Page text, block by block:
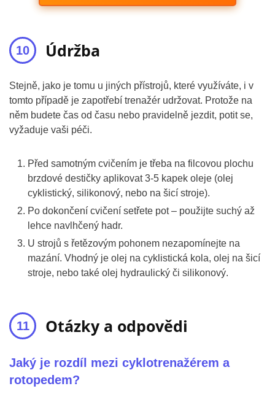
Údržba
Stejně, jako je tomu u jiných přístrojů, které využíváte, i v
tomto případě je zapotřebí trenažér udržovat. Protože na
něm budete čas od času nebo pravidelně jezdit, potit se,
vyžaduje vaši péči.
Před samotným cvičením je třeba na filcovou plochu
brzdové destičky aplikovat 3-5 kapek oleje (olej
cyklistický, silikonový, nebo na šicí stroje).
Po dokončení cvičení setřete pot – použijte suchý až
lehce navlhčený hadr.
U strojů s řetězovým pohonem nezapomínejte na
mazání. Vhodný je olej na cyklistická kola, olej na šicí
stroje, nebo také olej hydraulický či silikonový.
Otázky a odpovědi
Jaký je rozdíl mezi cyklotrenažérem a
rotopedem?